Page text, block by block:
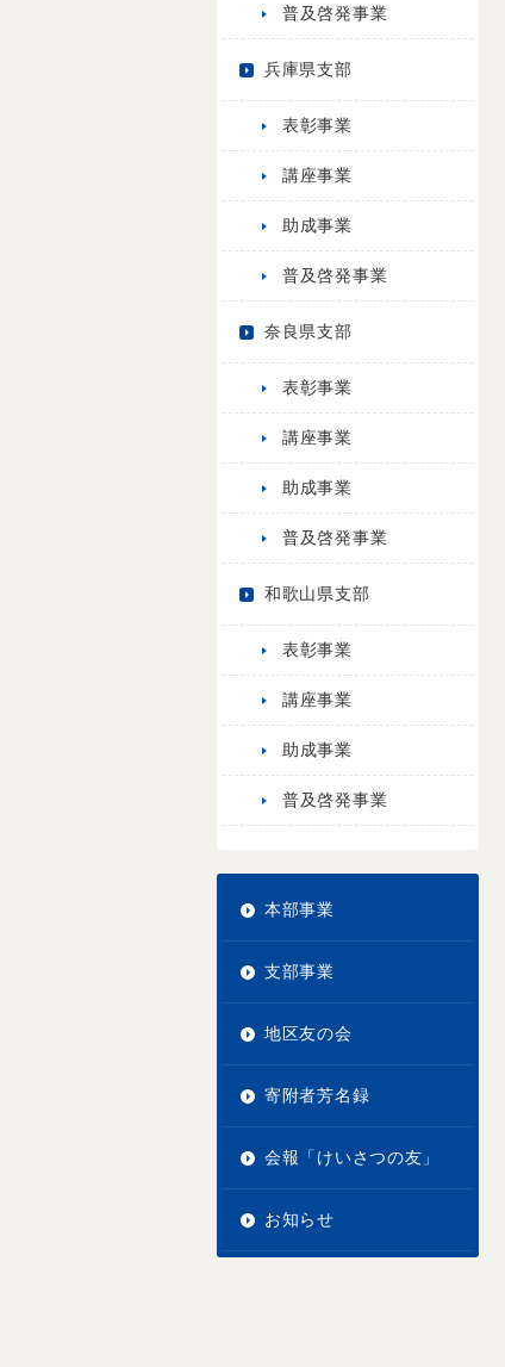
普及啓発事業
兵庫県支部
表彰事業
講座事業
助成事業
普及啓発事業
奈良県支部
表彰事業
講座事業
助成事業
普及啓発事業
和歌山県支部
表彰事業
講座事業
助成事業
普及啓発事業
本部事業
支部事業
地区友の会
寄附者芳名録
会報「けいさつの友」
お知らせ